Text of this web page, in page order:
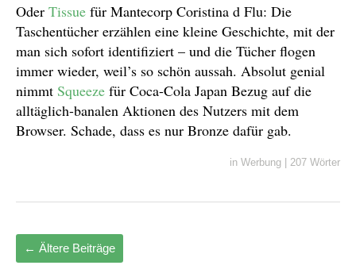
Oder Tissue für Mantecorp Coristina d Flu: Die
Taschentücher erzählen eine kleine Geschichte, mit der
man sich sofort identifiziert – und die Tücher flogen
immer wieder, weil’s so schön aussah. Absolut genial
nimmt Squeeze für Coca-Cola Japan Bezug auf die
alltäglich-banalen Aktionen des Nutzers mit dem
Browser. Schade, dass es nur Bronze dafür gab.
in Werbung | 207 Wörter
← Ältere Beiträge